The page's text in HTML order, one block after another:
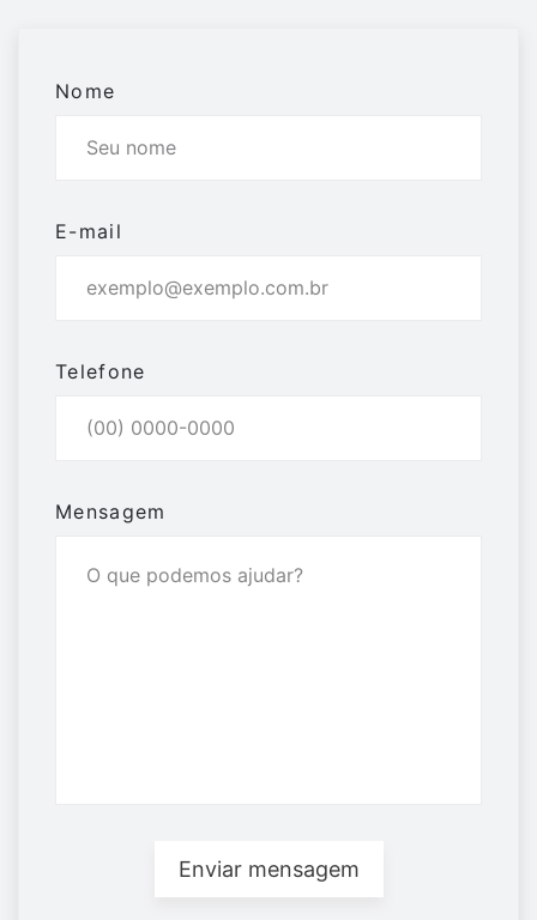
Nome
E-mail
Telefone
Mensagem
Enviar mensagem